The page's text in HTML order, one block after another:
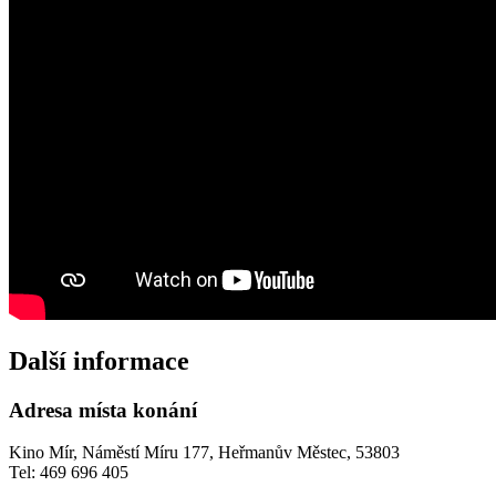
Další informace
Adresa místa konání
Kino Mír, Náměstí Míru 177, Heřmanův Městec, 53803
Tel: 469 696 405